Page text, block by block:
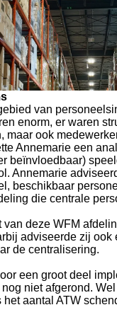
van
enorm, er waren
maar ook
Annemarie een
beïnvloedbaar)
Annemarie
beschikbaar
die centrale
deze WFM
adviseerde zij ook
de centralisering.
een groot deel
niet afgerond.
aantal ATW